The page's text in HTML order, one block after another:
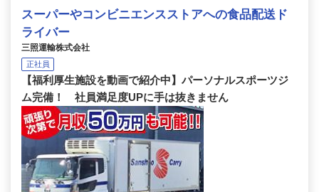
スーパーやコンビニエンスストアへの食品配送ド
ライバー
三照運輸株式会社
正社員
【福利厚生施設を動画で紹介中】パーソナルスポーツジ
ム完備！ 社員満足度UPに手は抜きません